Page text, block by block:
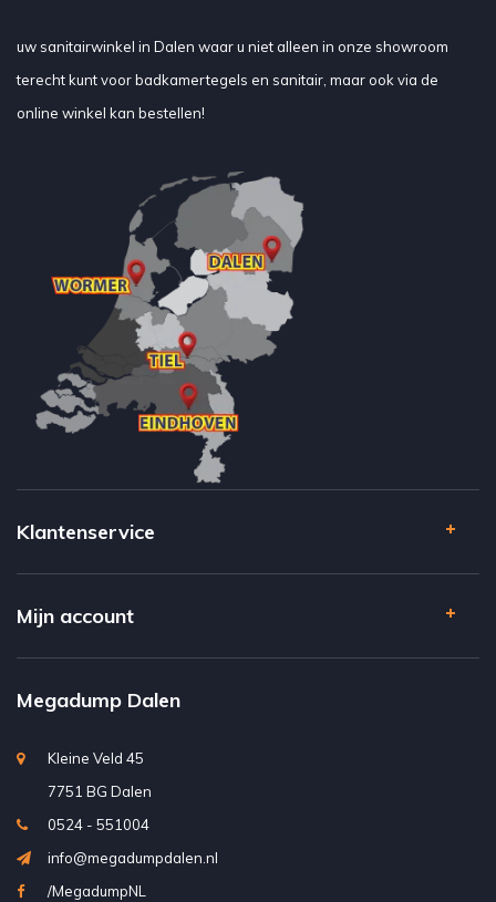
uw sanitairwinkel in Dalen waar u niet alleen in onze showroom
terecht kunt voor badkamertegels en sanitair, maar ook via de
online winkel kan bestellen!
Klantenservice
Mijn account
Megadump Dalen
Kleine Veld 45
7751 BG Dalen
0524 - 551004
info@megadumpdalen.nl
/MegadumpNL